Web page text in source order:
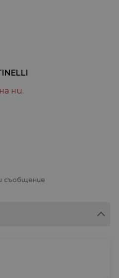
ни.
съобщение